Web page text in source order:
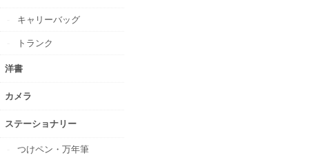
キャリーバッグ
トランク
洋書
カメラ
ステーショナリー
つけペン・万年筆